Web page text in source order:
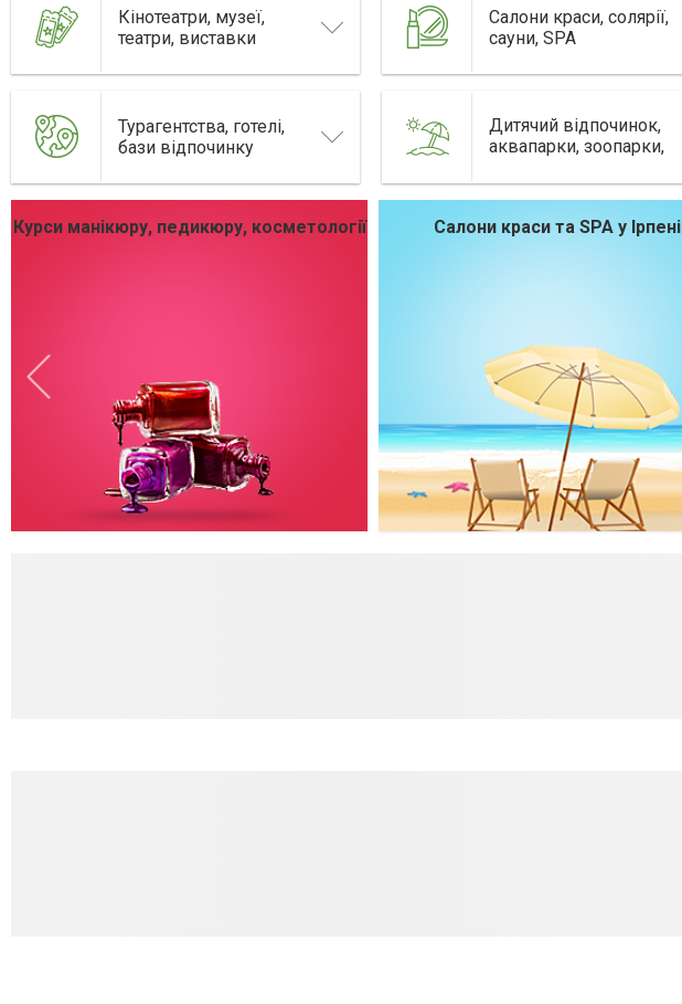
Кінотеатри, музеї,
театри, виставки
Салони краси, солярії,
сауни, SPA
Турагентства, готелі,
бази відпочинку
Дитячий відпочинок,
аквапарки, зоопарки,
Курси манікюру, педикюру, косметології Салони краси та SPA у Ірпені